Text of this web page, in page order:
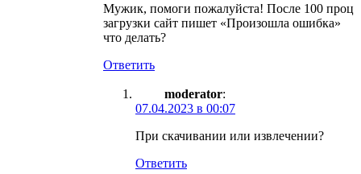
Мужик, помоги пожалуйста! После 100 проц
загрузки сайт пишет «Произошла ошибка»
что делать?
Ответить
moderator:
07.04.2023 в 00:07
При скачивании или извлечении?
Ответить